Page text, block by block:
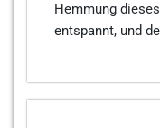
Hemmung
entspannt, und